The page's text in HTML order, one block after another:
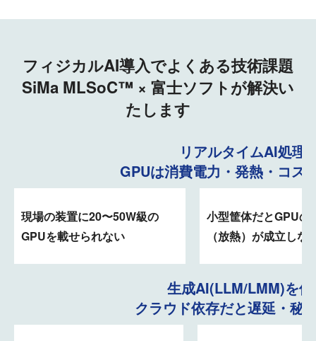
フィジカルAI導入でよくある技術課題
SiMa MLSoC™ × 富士ソフトが解決い
たします
リアルタイムAI処理
GPUは消費電力・発熱・コス
現場の装置に20〜50W級の
GPUを載せられない
小型筐体だとGPUの
（放熱）が成立しな
生成AI(LLM/LMM)を
クラウド依存だと遅延・秘